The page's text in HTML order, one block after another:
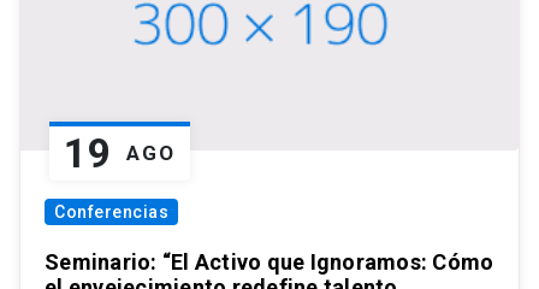
19 AGO
Conferencias
Seminario: “El Activo que Ignoramos: Cómo